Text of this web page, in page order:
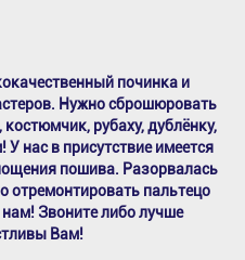
починка и
Нужно сброшюровать
рубаху, дублёнку,
нас в присутствие имеется
пошива. Разорвалась
отремонтировать пальтецо
Звоните либо лучше
Вам!